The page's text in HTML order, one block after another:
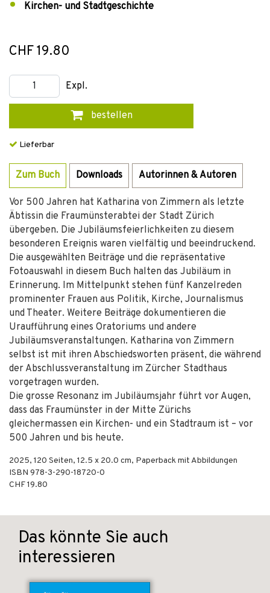
Kirchen- und Stadtgeschichte
CHF 19.80
Expl.
bestellen
Lieferbar
Zum Buch Downloads Autorinnen & Autoren
Vor 500 Jahren hat Katharina von Zimmern als letzte
Äbtissin die Fraumünsterabtei der Stadt Zürich
übergeben. Die Jubiläumsfeierlichkeiten zu diesem
besonderen Ereignis waren vielfältig und beeindruckend.
Die ausgewählten Beiträge und die repräsentative
Fotoauswahl in diesem Buch halten das Jubiläum in
Erinnerung. Im Mittelpunkt stehen fünf Kanzelreden
prominenter Frauen aus Politik, Kirche, Journalismus
und Theater. Weitere Beiträge dokumentieren die
Uraufführung eines Oratoriums und andere
Jubiläumsveranstaltungen. Katharina von Zimmern
selbst ist mit ihren Abschiedsworten präsent, die während
der Abschlussveranstaltung im Zürcher Stadthaus
vorgetragen wurden.
Die grosse Resonanz im Jubiläumsjahr führt vor Augen,
dass das Fraumünster in der Mitte Zürichs
gleichermassen ein Kirchen- und ein Stadtraum ist – vor
500 Jahren und bis heute.
2025, 120 Seiten, 12.5 x 20.0 cm, Paperback mit Abbildungen
ISBN 978-3-290-18720-0
CHF 19.80
Das könnte Sie auch
interessieren